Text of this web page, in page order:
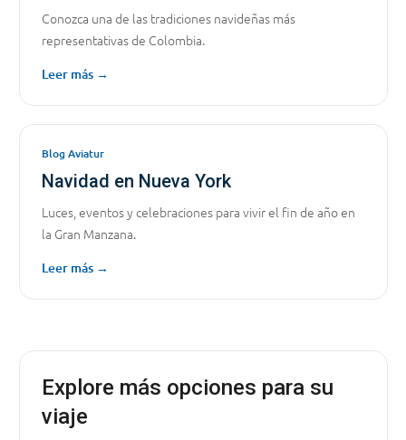
Conozca una de las tradiciones navideñas más
representativas de Colombia.
Leer más →
Blog Aviatur
Navidad en Nueva York
Luces, eventos y celebraciones para vivir el fin de año en
la Gran Manzana.
Leer más →
Explore más opciones para su
viaje